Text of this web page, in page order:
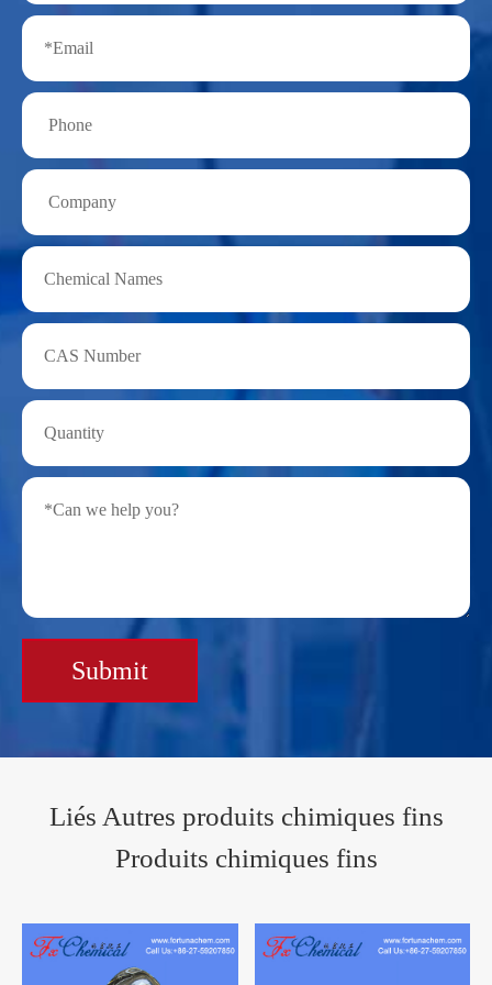
Submit
Liés Autres produits chimiques fins
Produits chimiques fins